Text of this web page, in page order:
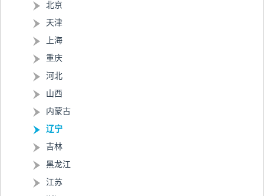
北京
天津
上海
重庆
河北
山西
内蒙古
辽宁
吉林
黑龙江
江苏